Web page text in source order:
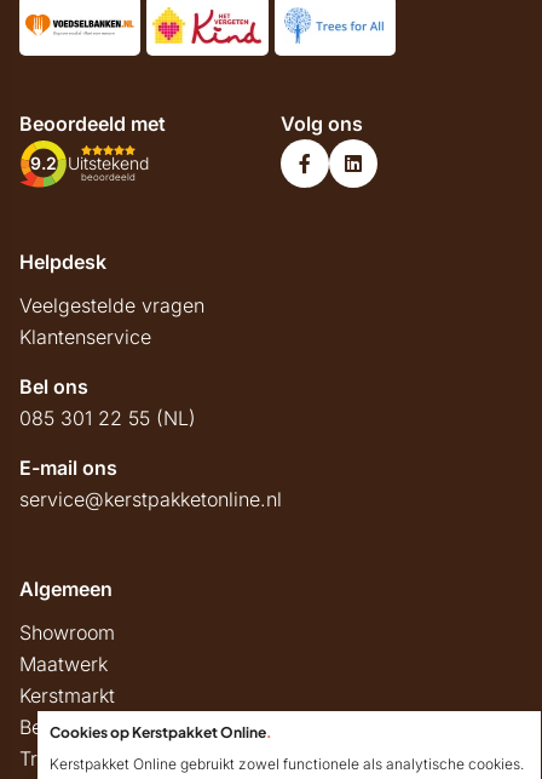
Beoordeeld met
9.2 Uitstekend
beoordeeld
Volg ons
Helpdesk
Veelgestelde vragen
Klantenservice
Bel ons
085 301 22 55 (NL)
E-mail ons
service@kerstpakketonline.nl
Algemeen
Showroom
Maatwerk
Kerstmarkt
Belastingregels
Track & Trace
Cookies op Kerstpakket Online.
Kerstpakket Online gebruikt zowel functionele als analytische cookies.